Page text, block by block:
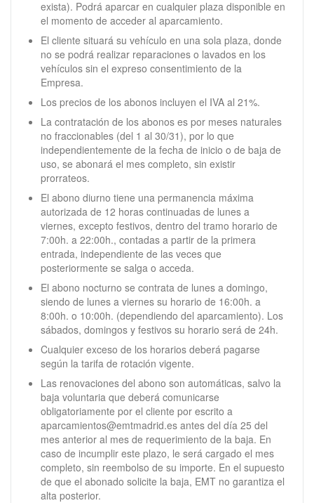
exista). Podrá aparcar en cualquier plaza disponible en
el momento de acceder al aparcamiento.
El cliente situará su vehículo en una sola plaza, donde
no se podrá realizar reparaciones o lavados en los
vehículos sin el expreso consentimiento de la
Empresa.
Los precios de los abonos incluyen el IVA al 21%.
La contratación de los abonos es por meses naturales
no fraccionables (del 1 al 30/31), por lo que
independientemente de la fecha de inicio o de baja de
uso, se abonará el mes completo, sin existir
prorrateos.
El abono diurno tiene una permanencia máxima
autorizada de 12 horas continuadas de lunes a
viernes, excepto festivos, dentro del tramo horario de
7:00h. a 22:00h., contadas a partir de la primera
entrada, independiente de las veces que
posteriormente se salga o acceda.
El abono nocturno se contrata de lunes a domingo,
siendo de lunes a viernes su horario de 16:00h. a
8:00h. o 10:00h. (dependiendo del aparcamiento). Los
sábados, domingos y festivos su horario será de 24h.
Cualquier exceso de los horarios deberá pagarse
según la tarifa de rotación vigente.
Las renovaciones del abono son automáticas, salvo la
baja voluntaria que deberá comunicarse
obligatoriamente por el cliente por escrito a
aparcamientos@emtmadrid.es antes del día 25 del
mes anterior al mes de requerimiento de la baja. En
caso de incumplir este plazo, le será cargado el mes
completo, sin reembolso de su importe. En el supuesto
de que el abonado solicite la baja, EMT no garantiza el
alta posterior.